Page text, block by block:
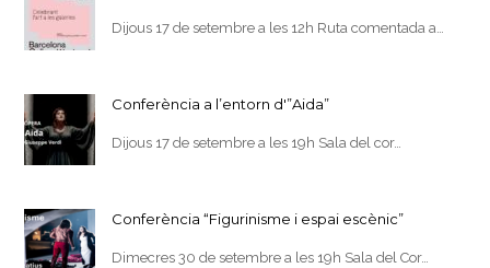
Dijous 17 de setembre a les 12h Ruta comentada a…
Conferència a l’entorn d'”Aida”
Dijous 17 de setembre a les 19h Sala del cor…
Conferència “Figurinisme i espai escènic”
Dimecres 30 de setembre a les 19h Sala del Cor…